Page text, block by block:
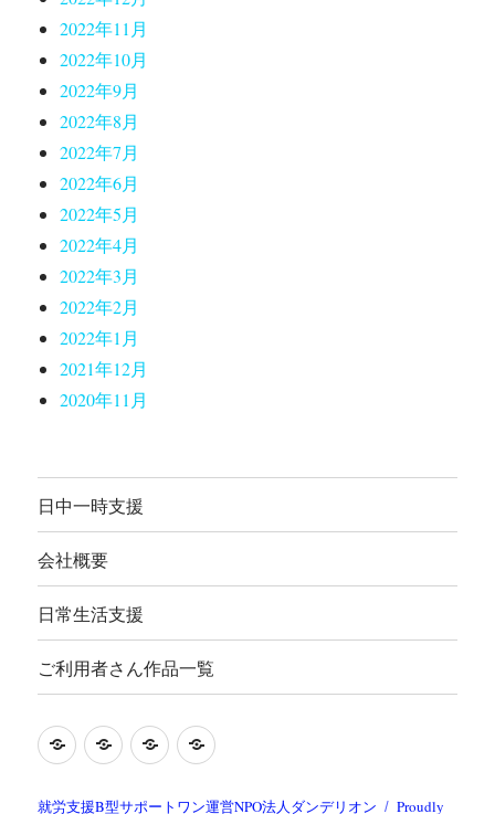
2022年11月
2022年10月
2022年9月
2022年8月
2022年7月
2022年6月
2022年5月
2022年4月
2022年3月
2022年2月
2022年1月
2021年12月
2020年11月
日中一時支援
会社概要
日常生活支援
ご利用者さん作品一覧
就
継
日
生
会
概
ご
用
就労支援B型サポートワン運営NPO法人ダンデリオン Proudly